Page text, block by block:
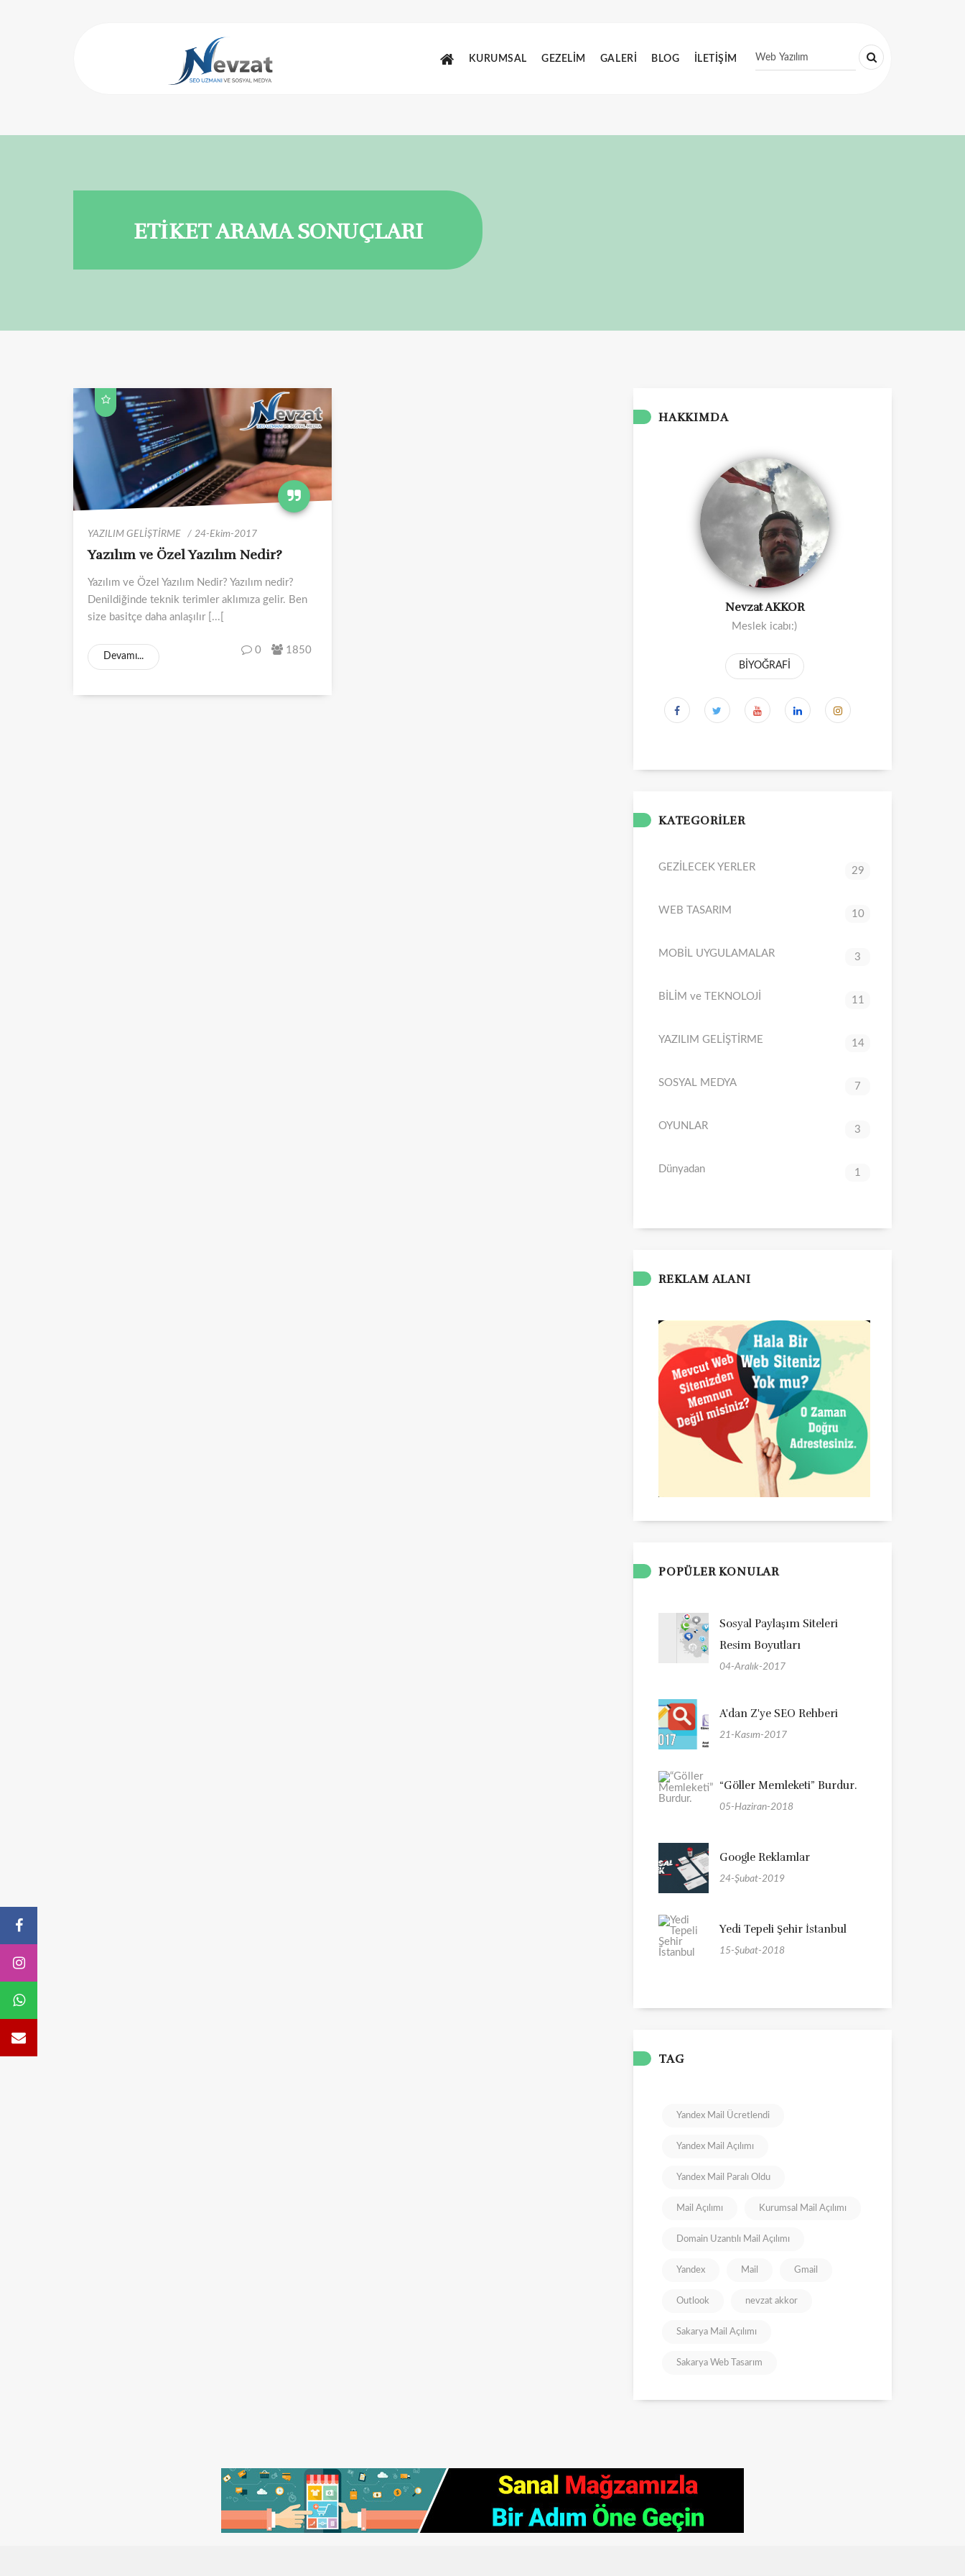
KURUMSAL GEZELİM GALERİ BLOG İLETİŞİM
ETİKET ARAMA SONUÇLARI
YAZILIM GELİŞTİRME 24-Ekim-2017
Yazılım ve Özel Yazılım Nedir?
Yazılım ve Özel Yazılım Nedir? Yazılım nedir?
Denildiğinde teknik terimler aklımıza gelir. Ben
size basitçe daha anlaşılır [...[
Devamı...
0 1850
HAKKIMDA
Nevzat AKKOR
Meslek icabı:)
BİYOĞRAFİ
KATEGORİLER
GEZİLECEK YERLER 29
WEB TASARIM 10
MOBİL UYGULAMALAR 3
BİLİM ve TEKNOLOJİ 11
YAZILIM GELİŞTİRME 14
SOSYAL MEDYA 7
OYUNLAR 3
Dünyadan 1
REKLAM ALANI
POPÜLER KONULAR
Sosyal Paylaşım Siteleri
Resim Boyutları
04-Aralık-2017
A'dan Z'ye SEO Rehberi
21-Kasım-2017
“Göller Memleketi” Burdur.
05-Haziran-2018
Google Reklamlar
24-Şubat-2019
Yedi Tepeli Şehir İstanbul
15-Şubat-2018
TAG
Yandex Mail Ücretlendi
Yandex Mail Açılımı
Yandex Mail Paralı Oldu
Mail Açılımı Kurumsal Mail Açılımı
Domain Uzantılı Mail Açılımı
Yandex Mail Gmail
Outlook nevzat akkor
Sakarya Mail Açılımı
Sakarya Web Tasarım